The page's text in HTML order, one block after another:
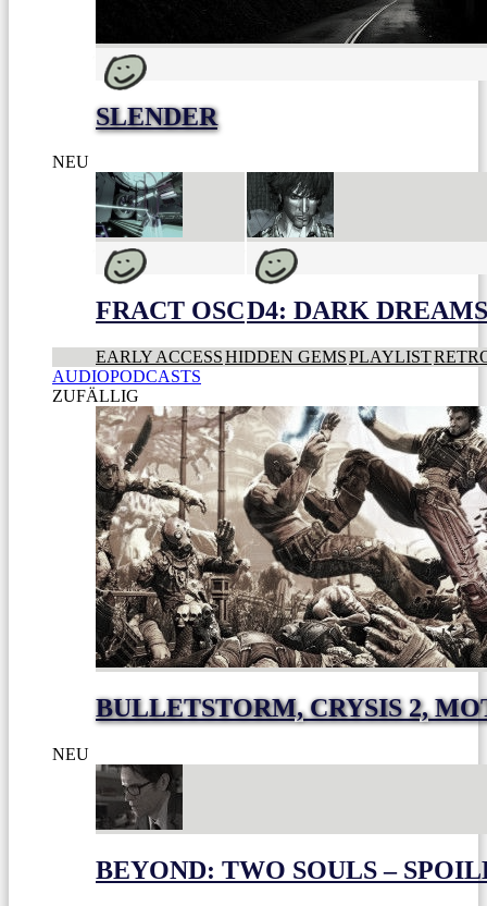
SLENDER
NEU
FRACT OSCD4: DARK
EARLY ACCESSHIDDEN GEMSPLAYLIST
AUDIOPODCASTS
ZUFÄLLIG
BULLETSTORM, CRYSIS 2,
NEU
BEYOND: TWO SOULS –